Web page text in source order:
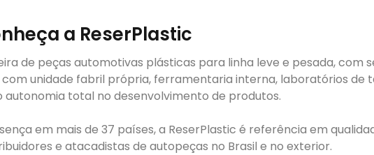
a ReserPlastic
de peças automotivas plásticas para linha leve e pesada, com
unidade fabril própria, ferramentaria interna, laboratórios de
autonomia total no desenvolvimento de produtos.
em mais de 37 países, a ReserPlastic é referência em
e atacadistas de autopeças no Brasil e no exterior.